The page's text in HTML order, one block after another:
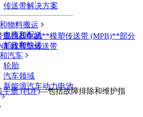
传送带解决方案
物料搬运
电商和配送
邮政和快递
汽车
轮胎
汽车领域
新能源汽车动力电池
查找器中的**模塑传送带 (MPB)**部分
转弯型传送带
册 (PDF)—包括故障排除和维护指